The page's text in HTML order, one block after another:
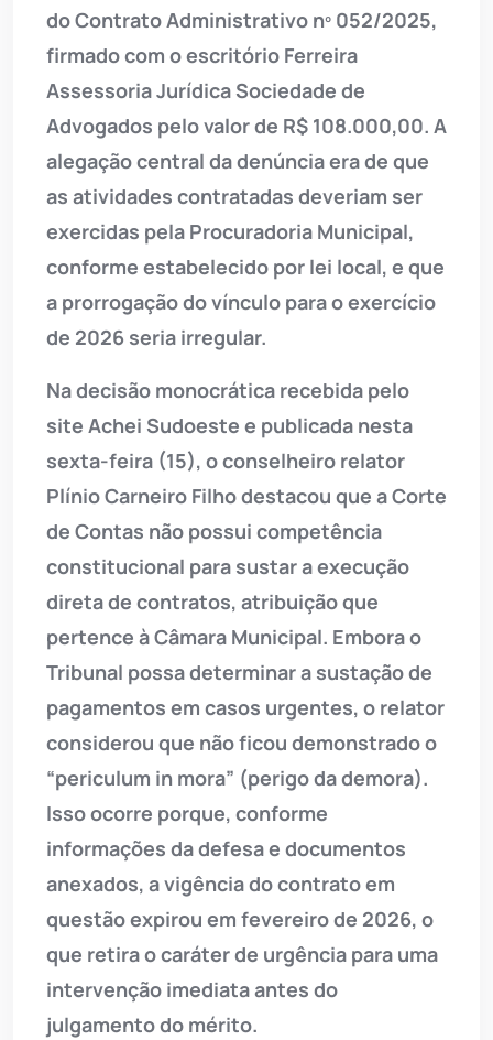
do Contrato Administrativo nº 052/2025,
firmado com o escritório Ferreira
Assessoria Jurídica Sociedade de
Advogados pelo valor de R$ 108.000,00. A
alegação central da denúncia era de que
as atividades contratadas deveriam ser
exercidas pela Procuradoria Municipal,
conforme estabelecido por lei local, e que
a prorrogação do vínculo para o exercício
de 2026 seria irregular.
Na decisão monocrática recebida pelo
site Achei Sudoeste e publicada nesta
sexta-feira (15), o conselheiro relator
Plínio Carneiro Filho destacou que a Corte
de Contas não possui competência
constitucional para sustar a execução
direta de contratos, atribuição que
pertence à Câmara Municipal. Embora o
Tribunal possa determinar a sustação de
pagamentos em casos urgentes, o relator
considerou que não ficou demonstrado o
“periculum in mora” (perigo da demora).
Isso ocorre porque, conforme
informações da defesa e documentos
anexados, a vigência do contrato em
questão expirou em fevereiro de 2026, o
que retira o caráter de urgência para uma
intervenção imediata antes do
julgamento do mérito.